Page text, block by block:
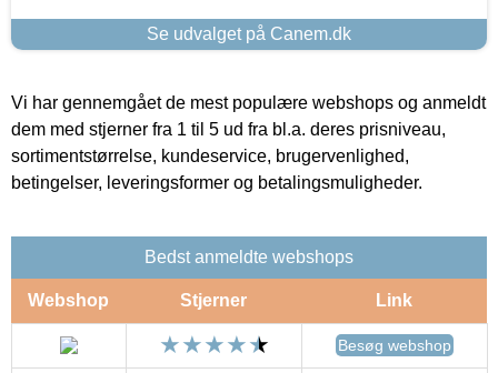
Se udvalget på Canem.dk
Vi har gennemgået de mest populære webshops og anmeldt
dem med stjerner fra 1 til 5 ud fra bl.a. deres prisniveau,
sortimentstørrelse, kundeservice, brugervenlighed,
betingelser, leveringsformer og betalingsmuligheder.
Bedst anmeldte webshops
Webshop Stjerner Link
Besøg webshop